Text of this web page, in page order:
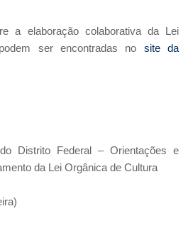
a elaboração colaborativa da Lei
ser encontradas no site da
Distrito Federal – Orientações e
da Lei Orgânica de Cultura